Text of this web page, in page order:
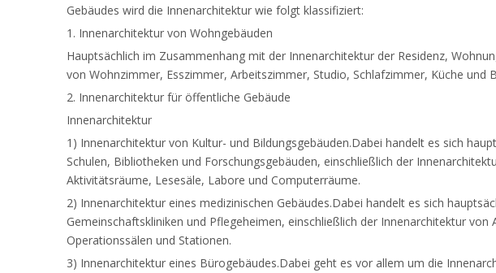
Glastür-Schließsystem
Abschließbare Zuggriffe
Gebäudes wird die Innenarchitektur wie folgt klassifiziert:
1. Innenarchitektur von Wohngebäuden
Hauptsächlich im Zusammenhang mit der Innenarchitektur der Residenz,
von Wohnzimmer, Esszimmer, Arbeitszimmer, Studio, Schlafzimmer, Küche und
2. Innenarchitektur für öffentliche Gebäude
Innenarchitektur
1) Innenarchitektur von Kultur- und Bildungsgebäuden.Dabei handelt es sich
Schulen, Bibliotheken und Forschungsgebäuden, einschließlich der
Aktivitätsräume, Lesesäle, Labore und Computerräume.
2) Innenarchitektur eines medizinischen Gebäudes.Dabei handelt es sich
Gemeinschaftskliniken und Pflegeheimen, einschließlich der Innenarchitektur
Operationssälen und Stationen.
3) Innenarchitektur eines Bürogebäudes.Dabei geht es vor allem um die